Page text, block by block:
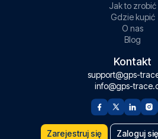
Jak to zrobić
Gdzie kupić
O nas
Blog
Kontakt
support@gps-
info@gps-
Zarejestruj się Zaloguj